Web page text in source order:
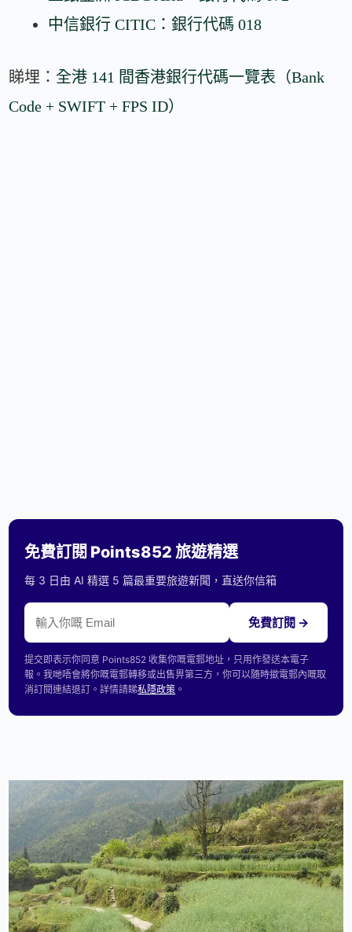
中信銀行 CITIC：銀行代碼 018
睇埋： 全港 141 間香港銀行代碼一覽表（Bank
Code + SWIFT + FPS ID）
免費訂閱 Points852 旅遊精選
每 3 日由 AI 精選 5 篇最重要旅遊新聞，直送你信箱
免費訂閱 →
提交即表示你同意 Points852 收集你嘅電郵地址，只用作發送本電子
報。我哋唔會將你嘅電郵轉移或出售畀第三方，你可以隨時撳電郵內嘅取
消訂閱連結退訂。詳情請睇私隱政策 。